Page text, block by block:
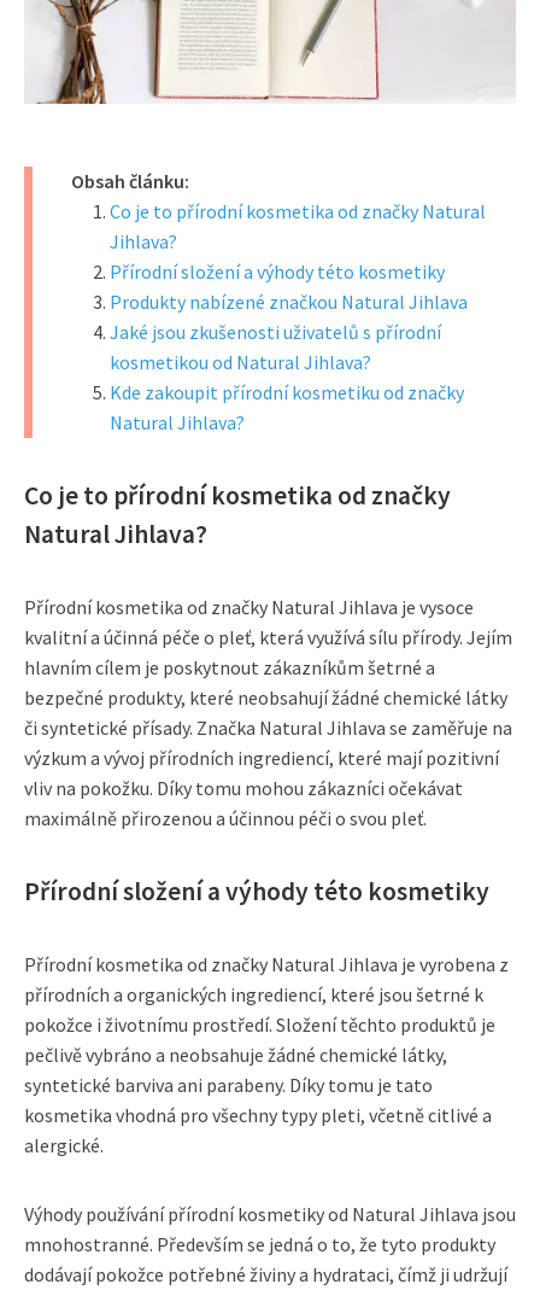
Obsah článku:
Co je to přírodní kosmetika od značky Natural
Jihlava?
Přírodní složení a výhody této kosmetiky
Produkty nabízené značkou Natural Jihlava
Jaké jsou zkušenosti uživatelů s přírodní
kosmetikou od Natural Jihlava?
Kde zakoupit přírodní kosmetiku od značky
Natural Jihlava?
Co je to přírodní kosmetika od značky
Natural Jihlava?
Přírodní kosmetika od značky Natural Jihlava je vysoce
kvalitní a účinná péče o pleť, která využívá sílu přírody. Jejím
hlavním cílem je poskytnout zákazníkům šetrné a
bezpečné produkty, které neobsahují žádné chemické látky
či syntetické přísady. Značka Natural Jihlava se zaměřuje na
výzkum a vývoj přírodních ingrediencí, které mají pozitivní
vliv na pokožku. Díky tomu mohou zákazníci očekávat
maximálně přirozenou a účinnou péči o svou pleť.
Přírodní složení a výhody této kosmetiky
Přírodní kosmetika od značky Natural Jihlava je vyrobena z
přírodních a organických ingrediencí, které jsou šetrné k
pokožce i životnímu prostředí. Složení těchto produktů je
pečlivě vybráno a neobsahuje žádné chemické látky,
syntetické barviva ani parabeny. Díky tomu je tato
kosmetika vhodná pro všechny typy pleti, včetně citlivé a
alergické.
Výhody používání přírodní kosmetiky od Natural Jihlava jsou
mnohostranné. Především se jedná o to, že tyto produkty
dodávají pokožce potřebné živiny a hydrataci, čímž ji udržují